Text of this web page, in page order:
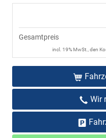
Gesamtpreis
incl. 19% MwSt., den
Wir